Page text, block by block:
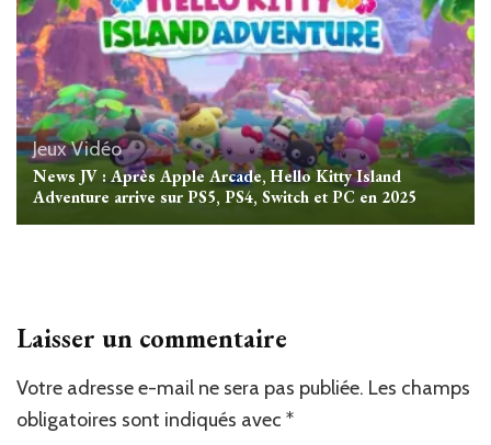
Jeux Vidéo
News JV : Après Apple Arcade, Hello Kitty Island
Adventure arrive sur PS5, PS4, Switch et PC en 2025
Laisser un commentaire
Votre adresse e-mail ne sera pas publiée. Les champs
obligatoires sont indiqués avec *